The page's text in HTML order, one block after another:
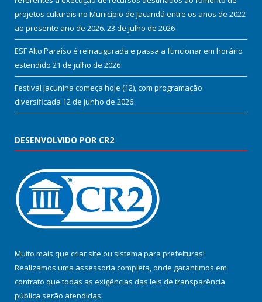
projetos culturais no Município de Jacundá entre os anos de 2022
ao presente ano de 2026. 23 de julho de 2026
ESF Alto Paraíso é reinaugurada e passa a funcionar em horário
estendido 21 de julho de 2026
Festival Jacunina começa hoje (12), com programação
diversificada 12 de junho de 2026
DESENVOLVIDO POR CR2
Muito mais que criar site ou sistema para prefeituras!
Realizamos uma assessoria completa, onde garantimos em
contrato que todas as exigências das leis de transparência
pública serão atendidas.